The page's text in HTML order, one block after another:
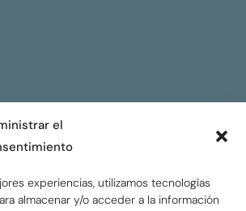
el
experiencias, utilizamos tecnologías
almacenar y/o acceder a la información